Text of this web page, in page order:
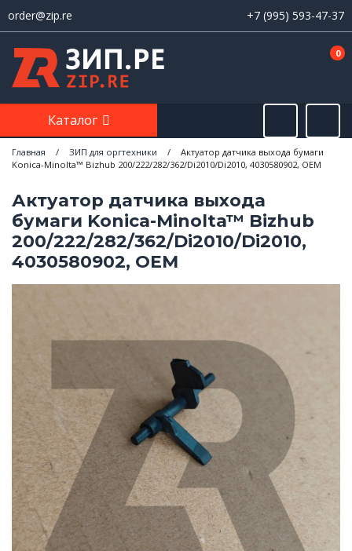
order@zip.re +7 (995) 593-47-37
0
Каталог
Главная / ЗИП для оргтехники /
Актуатор датчика выхода бумаги
Konica-Minolta™ Bizhub 200/222/282/362/Di2010/Di2010, 4030580902, OEM
Актуатор датчика выхода
бумаги Konica-Minolta™ Bizhub
200/222/282/362/Di2010/Di2010,
4030580902, OEM